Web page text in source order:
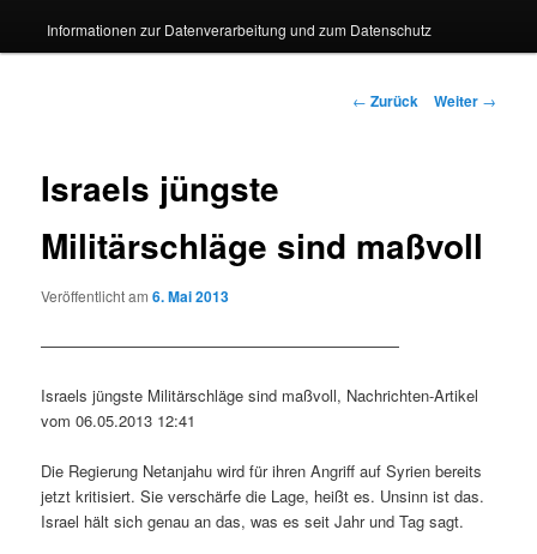
Informationen zur Datenverarbeitung und zum Datenschutz
Beitragsnavigation
← Zurück Weiter →
Israels jüngste
Militärschläge sind maßvoll
Veröffentlicht am6. Mai 2013
———————————————————————
Israels jüngste Militärschläge sind maßvoll, Nachrichten-Artikel
vom 06.05.2013 12:41
Die Regierung Netanjahu wird für ihren Angriff auf Syrien bereits
jetzt kritisiert. Sie verschärfe die Lage, heißt es. Unsinn ist das.
Israel hält sich genau an das, was es seit Jahr und Tag sagt.